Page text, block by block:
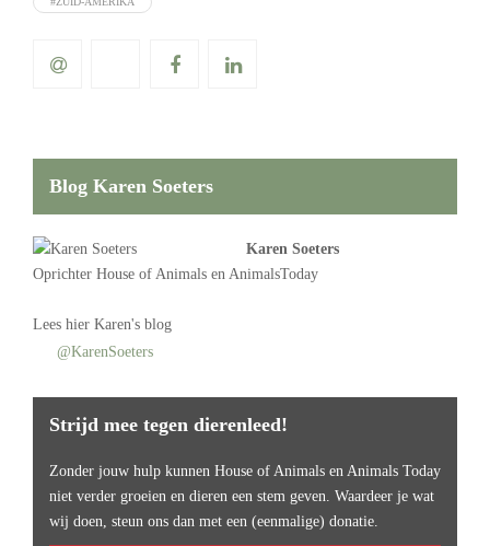
Blog Karen Soeters
Karen Soeters
Oprichter House of Animals en AnimalsToday
Lees hier Karen's blog
@KarenSoeters
Strijd mee tegen dierenleed!
Zonder jouw hulp kunnen House of Animals en Animals Today
niet verder groeien en dieren een stem geven. Waardeer je wat
wij doen, steun ons dan met een (eenmalige) donatie.